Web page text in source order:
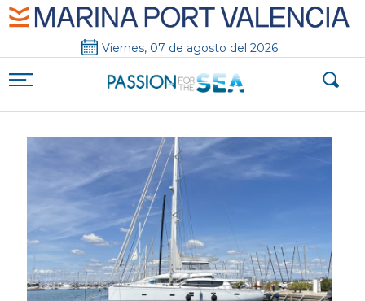
Viernes, 07 de agosto del 2026